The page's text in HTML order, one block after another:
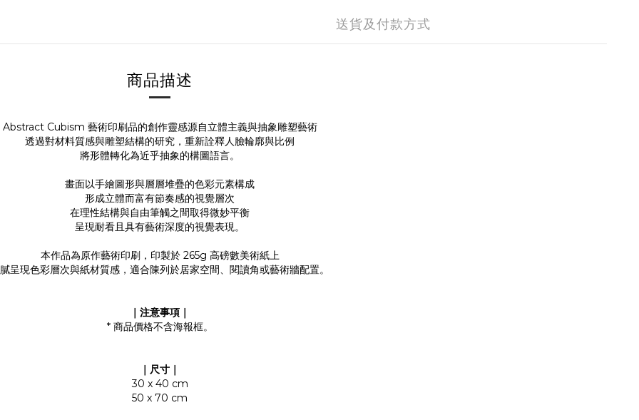
送貨及付款方式
商品描述
Abstract Cubism 藝術印刷品的創作靈感源自立體主義與抽象雕塑藝術
透過對材料質感與雕塑結構的研究，重新詮釋人臉輪廓與比例
將形體轉化為近乎抽象的構圖語言。
畫面以手繪圖形與層層堆疊的色彩元素構成
形成立體而富有節奏感的視覺層次
在理性結構與自由筆觸之間取得微妙平衡
呈現耐看且具有藝術深度的視覺表現。
本作品為原作藝術印刷，印製於 265g 高磅數美術紙上
呈現色彩層次與紙材質感，適合陳列於居家空間、閱讀角或藝術牆配置。
｜注意事項｜
* 商品價格不含海報框。
｜尺寸｜
30 x 40 cm
50 x 70 cm